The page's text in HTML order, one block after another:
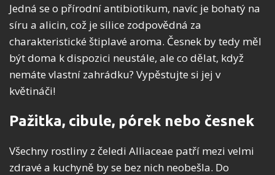
Jedná se o přírodní antibiotikum, navíc je bohatý na
síru a alicin, což je silice zodpovědná za
charakteristické štiplavé aroma. Česnek by tedy měl
být doma k dispozici neustále, ale co dělat, když
nemáte vlastní zahrádku? Vypěstujte si jej v
květináči!
Pažitka, cibule, pórek nebo česnek
Všechny rostliny z čeledi Alliaceae patří mezi velmi
zdravé a kuchyně by se bez nich neobešla. Do